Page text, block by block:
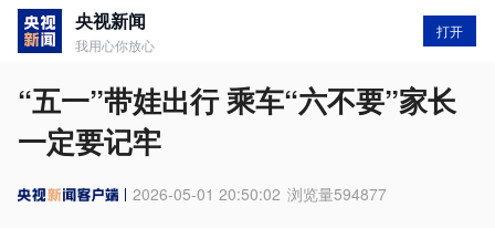
央视新闻
我用心你放心
打开
“五一”带娃出行 乘车“六不要”家长
一定要记牢
2026-05-01 20:50:02 浏览量594877